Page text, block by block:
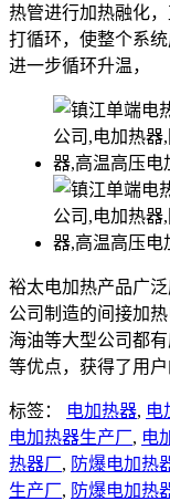
热管进行加热融化
打循环，使整个系
进一步循环升温，
裕太电加热产品广
公司制造的间接加
海油等大型公司都
等优点，获得了用
标签： 电加热器, 电
电加热器生产厂, 电
热器厂, 防爆电加热
生产厂, 防爆电加热